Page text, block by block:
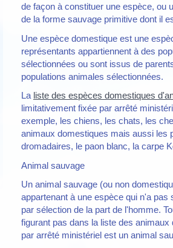
de façon à constituer une espèce, ou
de la forme sauvage primitive dont il
Une espèce domestique est une
représentants appartiennent à des
sélectionnées ou sont issus de
populations animales sélectionnées.
La liste des espèces domestiques
limitativement fixée par arrêté
exemple, les chiens, les chats, les
animaux domestiques mais aussi les
dromadaires, le paon blanc, la carpe
Animal sauvage
Un animal sauvage (ou non
appartenant à une espèce qui n'a pas
par sélection de la part de l'homme.
figurant pas dans la liste des
par arrêté ministériel est un animal